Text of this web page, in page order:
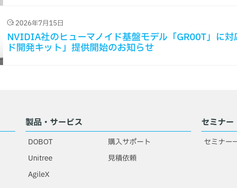
2026年7月15日
NVIDIA社のヒューマノイド基盤モデル「GR00T」に
ド開発キット」提供開始のお知らせ
製品・サービス
DOBOT
Unitree
AgileX
購入サポート
見積依頼
セミナー
セミナー